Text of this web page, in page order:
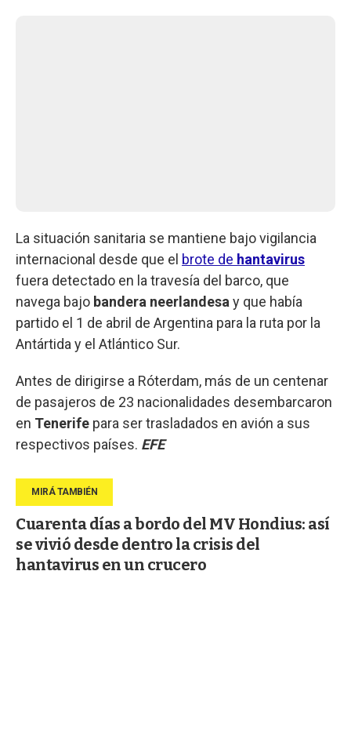
La situación sanitaria se mantiene bajo vigilancia
internacional desde que el brote de hantavirus
fuera detectado en la travesía del barco, que
navega bajo bandera neerlandesa y que había
partido el 1 de abril de Argentina para la ruta por la
Antártida y el Atlántico Sur.
Antes de dirigirse a Róterdam, más de un centenar
de pasajeros de 23 nacionalidades desembarcaron
en Tenerife para ser trasladados en avión a sus
respectivos países. EFE
Cuarenta días a bordo del MV Hondius: así
se vivió desde dentro la crisis del
hantavirus en un crucero